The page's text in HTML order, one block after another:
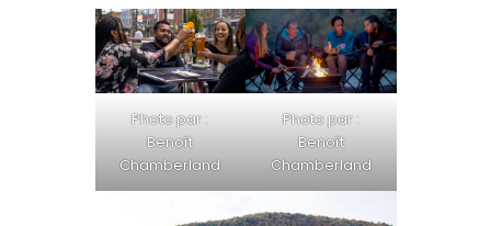
Photo par :
Benoît
Chamberland
Photo par :
Benoît
Chamberland